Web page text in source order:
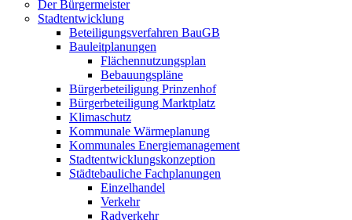
Der Bürgermeister
Stadtentwicklung
Beteiligungsverfahren BauGB
Bauleitplanungen
Flächennutzungsplan
Bebauungspläne
Bürgerbeteiligung Prinzenhof
Bürgerbeteiligung Marktplatz
Klimaschutz
Kommunale Wärmeplanung
Kommunales Energiemanagement
Stadtentwicklungskonzeption
Städtebauliche Fachplanungen
Einzelhandel
Verkehr
Radverkehr